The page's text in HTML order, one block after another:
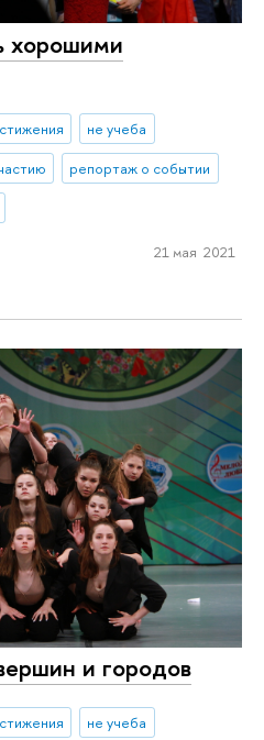
хорошими
не учеба
репортаж о событии
21 мая 2021
и городов
не учеба